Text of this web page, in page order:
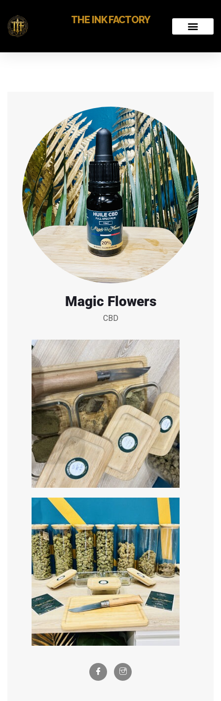
THE INK FACTORY
Magic Flowers
CBD